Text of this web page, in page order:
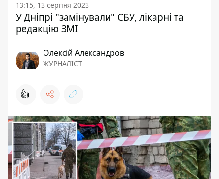
13:15, 13 серпня 2023
У Дніпрі "замінували" СБУ, лікарні та
редакцію ЗМІ
Олексій Александров
ЖУРНАЛІСТ
👍